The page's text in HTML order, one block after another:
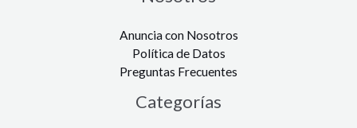
Anuncia con Nosotros
Política de Datos
Preguntas Frecuentes
Categorías